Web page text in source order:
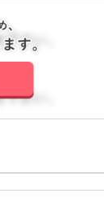
さい。
さい。